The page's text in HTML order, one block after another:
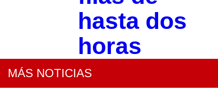
hasta dos
horas
MÁS NOTICIAS